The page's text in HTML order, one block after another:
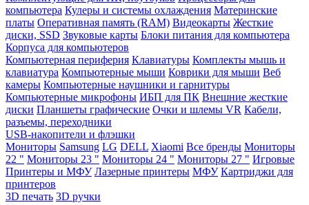
компьютера Кулеры и системы охлаждения Материнские
платы Оперативная память (RAM) Видеокарты Жесткие
диски, SSD Звуковые карты Блоки питания для компьютера
Корпуса для компьютеров
Компьютерная периферия Клавиатуры Комплекты мышь и
клавиатура Компьютерные мыши Коврики для мыши Веб
камеры Компьютерные наушники и гарнитуры
Компьютерные микрофоны ИБП для ПК Внешние жесткие
диски Планшеты графические Очки и шлемы VR Кабели,
разъемы, переходники
USB-накопители и флэшки
Мониторы Samsung LG DELL Xiaomi Все бренды Мониторы
22 " Мониторы 23 " Мониторы 24 " Мониторы 27 " Игровые
Принтеры и МФУ Лазерные принтеры МФУ Картриджи для
принтеров
3D печать 3D ручки